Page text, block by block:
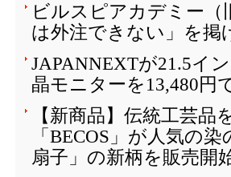
ビルスピアカデミー（
は外注できない」を
JAPANNEXTが21.5イ
晶モニターを13,480円
【新商品】伝統工芸
「BECOS」が人気の
扇子」の新柄を販売開